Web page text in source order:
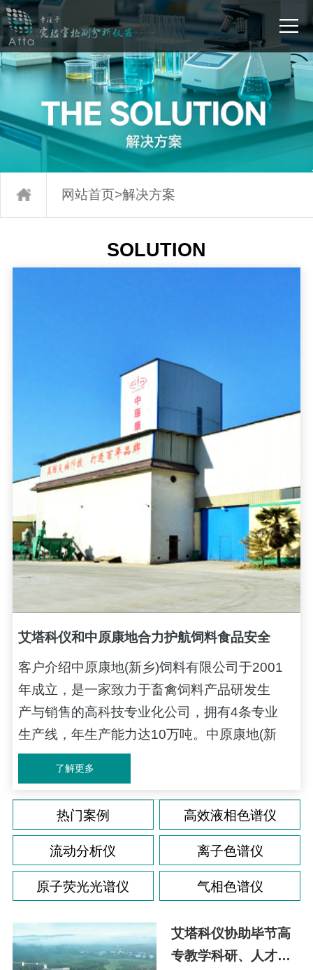
网站首页>解决方案
SOLUTION
艾塔科仪和中原康地合力护航饲料食品安全
（液相色谱仪）
客户介绍中原康地(新乡)饲料有限公司于2001
年成立，是一家致力于畜禽饲料产品研发生
产与销售的高科技专业化公司，拥有4条专业
生产线，年生产能力达10万吨。中原康地(新
乡)饲料有限公司痛点解决方案效果有噪音采
声。检测结果的准确性不能保证检测器采用
具有24位AD转换和信号采样频率80hz/s高速
数据采集器确保检测器超高灵敏度、提高了
图谱的分辨能力和准确率。液...
了解更多
热门案例 高效液相色谱仪
流动分析仪 离子色谱仪
原子荧光光谱仪 气相色谱仪
艾塔科仪协助毕节高
专教学科研、人才养